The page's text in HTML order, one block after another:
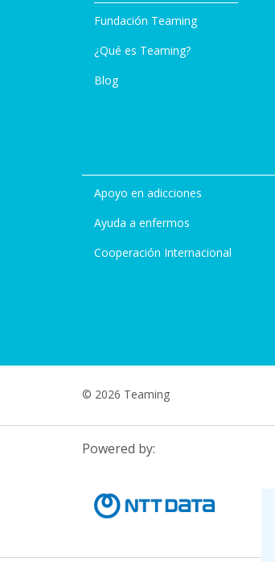
Fundación Teaming
¿Qué es Teaming?
Blog
Apoyo en adicciones
Ayuda a enfermos
Cooperación Internacional
© 2026 Teaming
Powered by: